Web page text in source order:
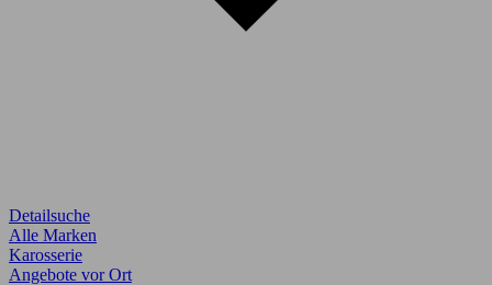
Detailsuche
Alle Marken
Karosserie
Angebote vor Ort